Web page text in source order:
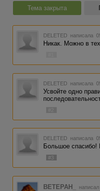
Тема закрыта
DELETED написала
Никак. Можно в
DELETED написала
Усвойте одно
DELETED написала
Большое спасибо!
#3
BETEPAH_